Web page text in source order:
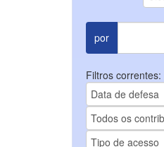
por
Filtros correntes: